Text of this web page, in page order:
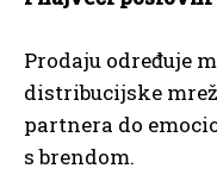
Prodaju određuje
distribucijske
partnera do
s brendom.